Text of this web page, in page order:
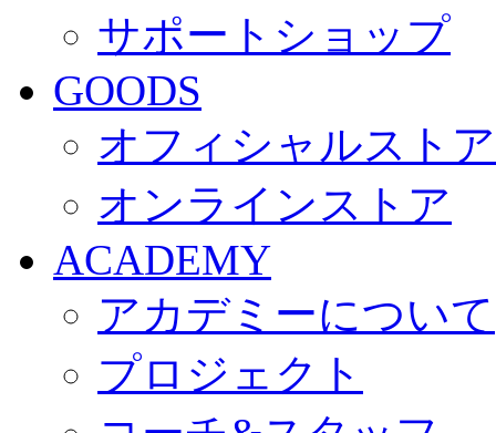
サポートショップ
GOODS
オフィシャルスト
オンラインストア
ACADEMY
アカデミーについて
プロジェクト